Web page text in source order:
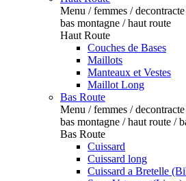
Menu / femmes /
bas montagne / haut route
Haut Route
Couches de Bases
Maillots
Manteaux et Vestes
Maillot Long
Bas Route
Menu / femmes /
bas montagne / haut route /
Bas Route
Cuissard
Cuissard long
Cuissard a Bretelle